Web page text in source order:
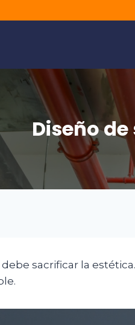
Diseño
sacrificar la estética.